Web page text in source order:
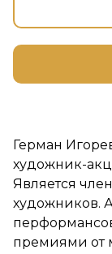
Герман
художник-
Является
художников.
премиями от